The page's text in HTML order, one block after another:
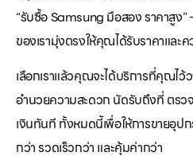
“รับซื้อ Samsung มือสอง ราคาสูง
ของเรามุ่งตรงให้คุณได้รับราคาและ
เลือกเราแล้วคุณจะได้บริการที่คุณไ
อำนวยความสะดวก นัดรับถึงที่ ตรว
เงินทันที ทั้งหมดนี้เพื่อให้การขายอุ
กว่า รวดเร็วกว่า และคุ้มค่ากว่า